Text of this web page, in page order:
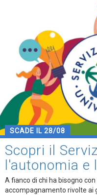
SCADE IL 28/08
Scopri il
l'autonomia e
A fianco di chi ha bisogno
accompagnamento rivolte ai